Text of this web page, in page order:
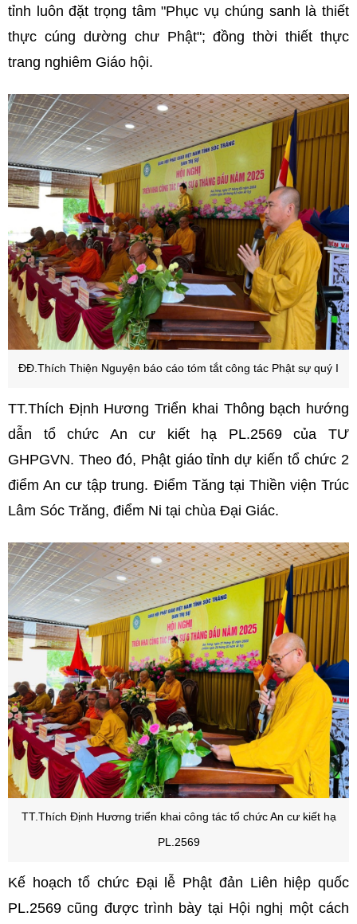
tỉnh luôn đặt trọng tâm "Phục vụ chúng sanh là thiết
thực cúng dường chư Phật"; đồng thời thiết thực
trang nghiêm Giáo hội.
ĐĐ.Thích Thiện Nguyện báo cáo tóm tắt công tác Phật sự quý I
TT.Thích Định Hương Triển khai Thông bạch hướng
dẫn tổ chức An cư kiết hạ PL.2569 của TƯ
GHPGVN. Theo đó, Phật giáo tỉnh dự kiến tổ chức 2
điểm An cư tập trung. Điểm Tăng tại Thiền viện Trúc
Lâm Sóc Trăng, điểm Ni tại chùa Đại Giác.
TT.Thích Định Hương triển khai công tác tổ chức An cư kiết hạ
PL.2569
Kế hoạch tổ chức Đại lễ Phật đản Liên hiệp quốc
PL.2569 cũng được trình bày tại Hội nghị một cách